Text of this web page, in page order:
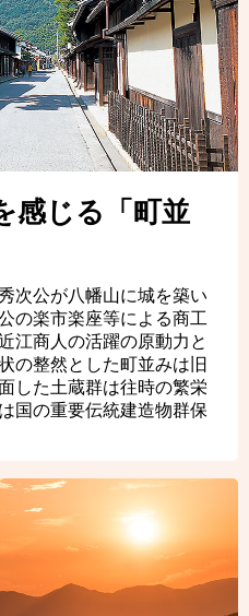
感じる「町並
次公が八幡山に城を築い
の楽市楽座等による商工
江商人の活躍の原動力と
の整然とした町並みは旧
した土蔵群は往時の繁栄
国の重要伝統建造物群保